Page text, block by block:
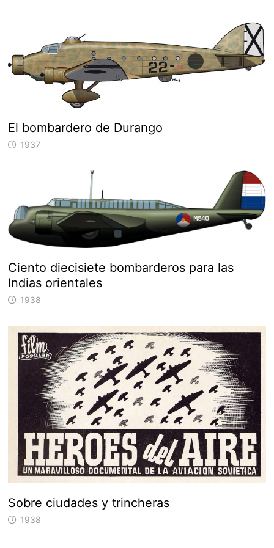
El bombardero de Durango
1937
Ciento diecisiete bombarderos para las
Indias orientales
1938
Sobre ciudades y trincheras
1938